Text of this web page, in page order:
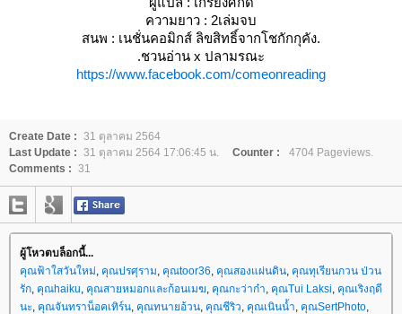
ความยาว : 2เล่มจบ
สนพ : เนชั่นคอมิกส์ ลิขสิทธิ์จากโชกักกุคัง.
.ชวนอ่าน x ปลามรณะ
https://www.facebook.com/comeonreading
Create Date : 31 ตุลาคม 2564
Last Update : 31 ตุลาคม 2564 17:06:45 น. Counter :
4704 Pageviews.
Comments : 31
ผู้โหวตบล็อกนี้...
คุณฟ้าใสวันใหม่, คุณปรศุราม, คุณtoor36, คุณสองแผ่นดิน, คุณทุเรียนกวน ป่วน
รัก, คุณhaiku, คุณสายหมอกและก้อนเมฆ, คุณกะว่าก๋า, คุณTui Laksi, คุณเริงฤดี
นะ, คุณจันทราน็อคเทิร์น, คุณทนายอ้วน, คุณชีริว, คุณเนินน้ำ, คุณSertPhoto,